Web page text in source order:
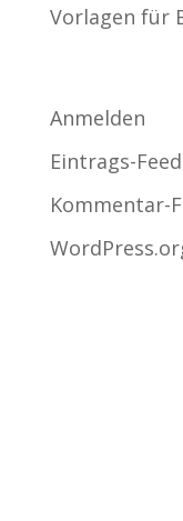
Vorlagen für
Anmelden
Eintrags-Feed
Kommentar-